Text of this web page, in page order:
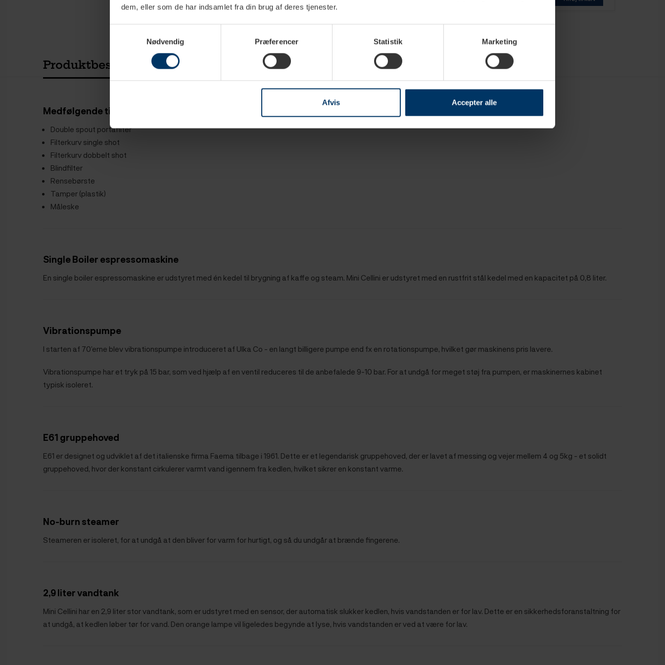
dem, eller som de har indsamlet fra din brug af deres tjenester.
Nødvendig
Præferencer Statistik Marketing
Afvis Accepter alle
Produktbeskrivelse Tekniske specifikationer Download
Medfølgende tilbehør
Double spout portafilter
Filterkurv single shot
Filterkurv dobbelt shot
Blindfilter
Rensebørste
Tamper (plastik)
Måleske
Single Boiler espressomaskine
En single boiler espressomaskine er udstyret med én kedel til brygning af kaffe og steam. Mini Cellini er udstyret med en rustfrit stål kedel med en kapacitet på 0,8 liter.
Vibrationspumpe
I starten af 70’erne blev vibrationspumpe introduceret af Ulka Co - en langt billigere pumpe end fx en rotationspumpe, hvilket gør maskinens pris lavere.
Vibrationspumpe har et tryk på 15 bar, som ved hjælp af en ventil reduceres til de anbefalede 9-10 bar. For at undgå for meget støj fra pumpen, er maskinernes kabinet
typisk isoleret.
E61 gruppehoved
E61 er designet og udviklet af det italienske firma Faema tilbage i 1961. Dette er et legendarisk gruppehoved, der er lavet af messing og vejer mellem 4 og 5kg - et solidt
gruppehoved, hvor der konstant cirkulerer varmt vand igennem fra kedlen, hvilket sikrer en konstant varme.
No-burn steamer
Steameren er isoleret, for at undgå at den bliver for varm for hurtigt, og så du undgår at brænde fingerene.
2,9 liter vandtank
Mini Cellini har en 2,9 liter stor vandtank, som er udstyret med en sensor, der automatisk slukker kedlen, hvis vandstanden er for lav. Dette er en sikkerhedsforanstaltning for
at undgå, at kedlen løber tør for vand. Den orange lampe vil ligeledes begynde at lyse, hvis vandstanden er ved at være for lav.